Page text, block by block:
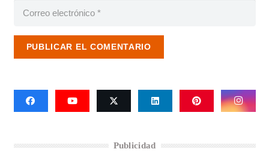
PUBLICAR EL COMENTARIO
Publicidad